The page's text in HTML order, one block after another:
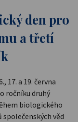
den pro
a třetí
17. a 19. června
ročníku druhý
biologického
věd